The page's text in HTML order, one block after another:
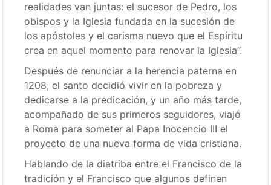
realidades van juntas: el sucesor de Pedro, los
obispos y la Iglesia fundada en la sucesión de
los apóstoles y el carisma nuevo que el Espíritu
crea en aquel momento para renovar la Iglesia”.
Después de renunciar a la herencia paterna en
1208, el santo decidió vivir en la pobreza y
dedicarse a la predicación, y un año más tarde,
acompañado de sus primeros seguidores, viajó
a Roma para someter al Papa Inocencio III el
proyecto de una nueva forma de vida cristiana.
Hablando de la diatriba entre el Francisco de la
tradición y el Francisco que algunos definen